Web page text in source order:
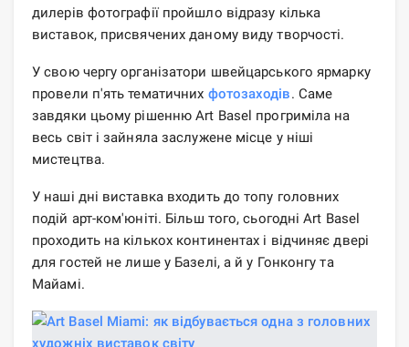
дилерів фотографії пройшло відразу кілька
виставок, присвячених даному виду творчості.
У свою чергу організатори швейцарського ярмарку
провели п'ять тематичних фотозаходів. Саме
завдяки цьому рішенню Art Basel прогриміла на
весь світ і зайняла заслужене місце у ніші
мистецтва.
У наші дні виставка входить до топу головних
подій арт-ком'юніті. Більш того, сьогодні Art Basel
проходить на кількох континентах і відчиняє двері
для гостей не лише у Базелі, а й у Гонконгу та
Майамі.